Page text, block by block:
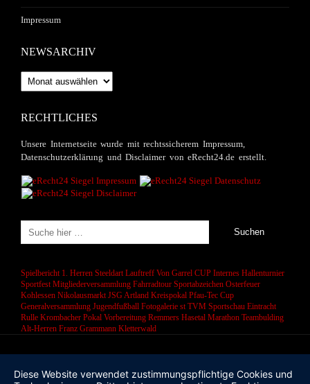
Impressum
NEWSARCHIV
Newsarchiv
RECHTLICHES
Unsere Internetseite wurde mit rechtssicherem Impressum,
Datenschutzerklärung und Disclaimer von eRecht24.de erstellt.
Spielbericht 1. Herren Steeldart Lauftreff Von Garrel CUP Internes Hallenturnier
Sportfest Mitgliederversammlung Fahrradtour Sportabzeichen Osterfeuer
Kohlessen Nikolausmarkt JSG Artland Kreispokal Pfau-Tec Cup
Generalversammlung Jugendfußball Fotogalerie st TVM Sportschau Eintracht
Rulle Krombacher Pokal Vorbereitung Remmers Hasetal Marathon Teambulding
Alt-Herren Franz Grammann Kletterwald
Diese Website verwendet zustimmungspflichtige Cookies und